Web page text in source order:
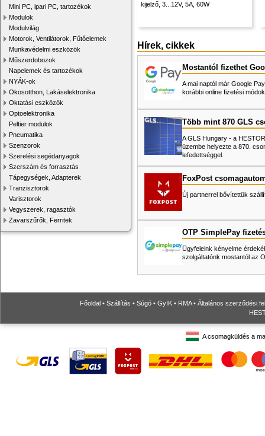
Mini PC, ipari PC, tartozékok
Modulok
Modulvilág
Motorok, Ventilátorok, Fűtőelemek
Munkavédelmi eszközök
Műszerdobozok
Napelemek és tartozékok
NYÁK-ok
Okosotthon, Lakáselektronika
Oktatási eszközök
Optoelektronika
Peltier modulok
Pneumatika
Szenzorok
Szerelési segédanyagok
Szerszám és forrasztás
Tápegységek, Adapterek
Tranzisztorok
Varisztorok
Vegyszerek, ragasztók
Zavarszűrők, Ferritek
kijelző, 3...12V, 5A, 60W
Hírek, cikkek
Mostantól fizethet
A mai naptól már Google
korábbi online fizetési
Több mint 870 GLS
A GLS Hungary - a
üzembe helyezte a 870.
lefedettséggel.
FoxPost
Új partnerrel bővítettük
OTP SimplePay
Ügyfeleink kényelme
szolgáltatónk mostantól az
Főoldal • Szállítás • Súgó • GyIK • RMA• Általános szerződési
A csomagküldés a